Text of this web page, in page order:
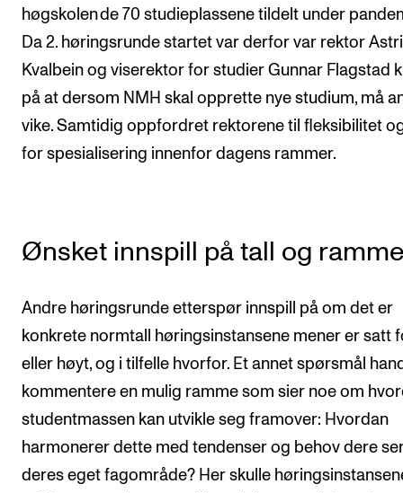
høgskolen de 70 studieplassene tildelt under
Da 2. høringsrunde startet var derfor var rektor
Kvalbein og viserektor for studier Gunnar Flagstad
på at dersom NMH skal opprette nye studium, må
vike. Samtidig oppfordret rektorene til fleksibilitet
for spesialisering innenfor dagens rammer.
Ønsket innspill på tall og
Andre høringsrunde etterspør innspill på om det er
konkrete normtall høringsinstansene mener er satt
eller høyt, og i tilfelle hvorfor. Et annet spørsmål
kommentere en mulig ramme som sier noe om
studentmassen kan utvikle seg framover: Hvordan
harmonerer dette med tendenser og behov dere
deres eget fagområde? Her skulle